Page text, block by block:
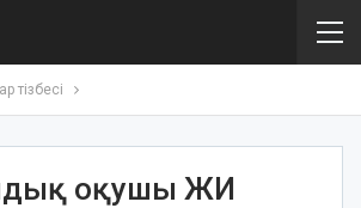
тізбесі
оқушы ЖИ